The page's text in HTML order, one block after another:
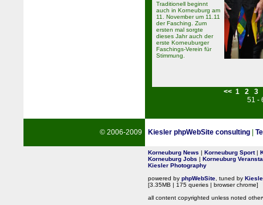
Traditionell beginnt
auch in Korneuburg am
11. November um 11.11
der Fasching. Zum
ersten mal sorgte
dieses Jahr auch der
erste Korneuburger
Faschings-Verein für
Stimmung.
<< 1 2
3
51 -
© 2006-2009 Kiesler phpWebSite consulting
Korneuburg News | Korneuburg Sport|
Korneuburg Jobs | Korneuburg
Kiesler Photography
powered by phpWebSite , tuned by
[3.35MB | 175 queries | browser chrome]
all content copyrighted unless noted